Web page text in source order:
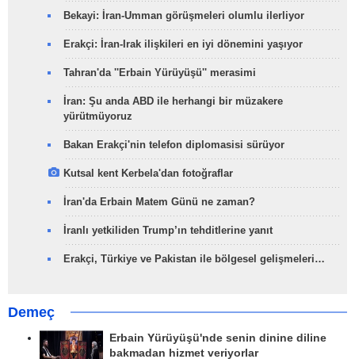
Bekayi: İran-Umman görüşmeleri olumlu ilerliyor
Erakçi: İran-Irak ilişkileri en iyi dönemini yaşıyor
Tahran'da ''Erbain Yürüyüşü'' merasimi
İran: Şu anda ABD ile herhangi bir müzakere
yürütmüyoruz
Bakan Erakçi'nin telefon diplomasisi sürüyor
Kutsal kent Kerbela'dan fotoğraflar
İran'da Erbain Matem Günü ne zaman?
İranlı yetkiliden Trump’ın tehditlerine yanıt
Erakçi, Türkiye ve Pakistan ile bölgesel gelişmeleri…
Demeç
Erbain Yürüyüşü'nde senin dinine diline
bakmadan hizmet veriyorlar